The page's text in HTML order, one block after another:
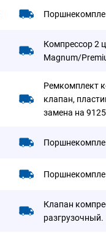
Компрессор 2
Magnum/
Ремкомплект
клапан,
замена на
Клапан
разгрузочный.